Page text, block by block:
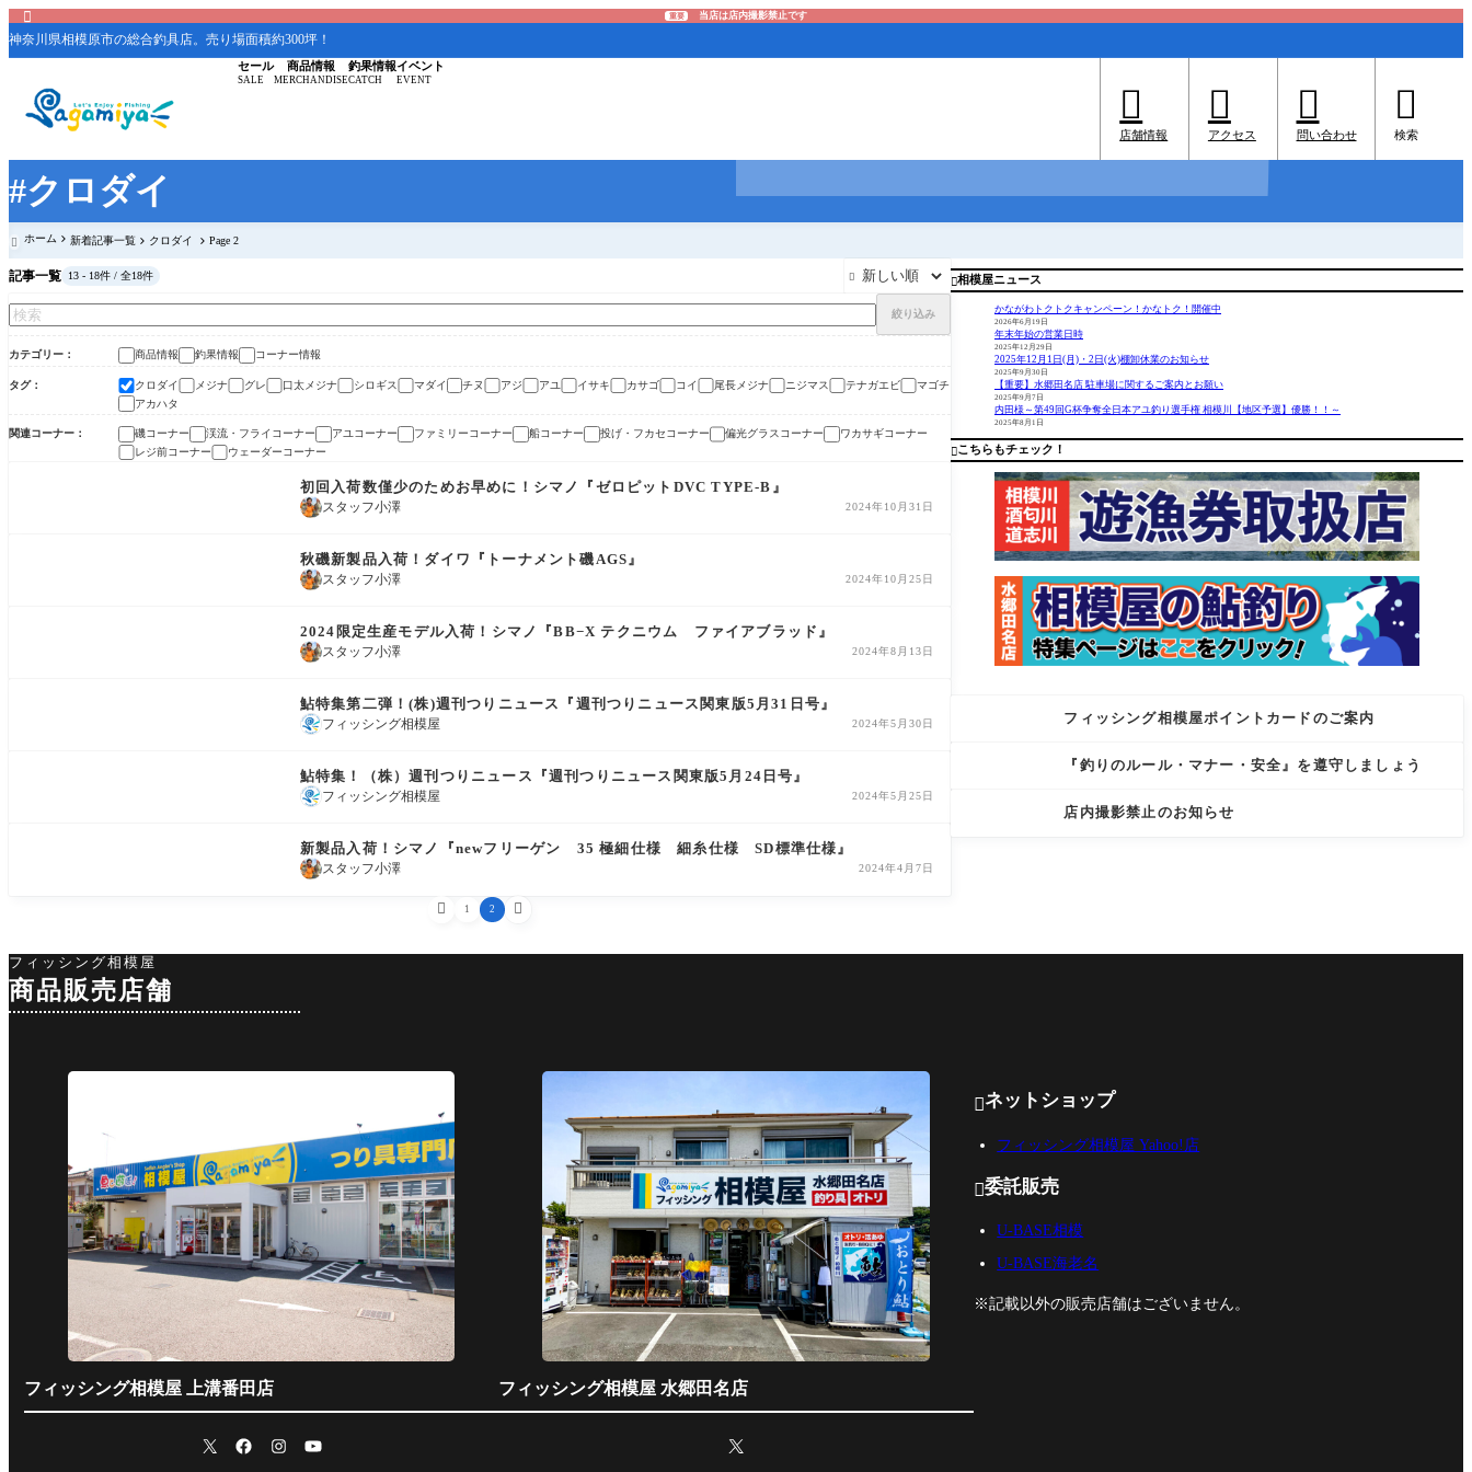
#クロダイ
 重要 当店は店内撮影禁止です
神奈川県相模原市の総合釣具店。売り場面積約300坪！
セール
SALE
商品情報
MERCHANDISE
釣果情報
CATCH
イベント
EVENT

店舗情報

アクセス

問い合わせ

検索
 ホーム 新着記事一覧 クロダイ Page 2
記事一覧 13 - 18件 / 全18件 
絞り込み
カテゴリー 商品情報 釣果情報 コーナー情報
タグ クロダイ メジナ グレ 口太メジナ シロギス マダイ チヌ アジ アユ イサキ カサゴ コイ 尾長メジナ ニジマス テナガエビ
マゴチ
アカハタ
関連コーナー 磯コーナー 渓流・フライコーナー アユコーナー ファミリーコーナー 船コーナー 投げ・フカセコーナー 偏光グラスコーナー
ワカサギコーナー
レジ前コーナー
ウェーダーコーナー
商品情報
初回入荷数僅少のためお早めに！シマノ『ゼロピットDVC TYPE-B』
スタッフ小澤 2024年10月31日
秋磯新製品入荷！ダイワ『トーナメント磯AGS』
スタッフ小澤 2024年10月25日
2024限定生産モデル入荷！シマノ『BB−X テクニウム ファイアブラッド』
スタッフ小澤 2024年8月13日
鮎特集第二弾！(株)週刊つりニュース『週刊つりニュース関東版5月31日号』
フィッシング相模屋 2024年5月30日
鮎特集！（株）週刊つりニュース『週刊つりニュース関東版5月24日号』
フィッシング相模屋 2024年5月25日
新製品入荷！シマノ『newフリーゲン 35 極細仕様 細糸仕様 SD標準仕様』
スタッフ小澤 2024年4月7日
 1 2 
相模屋ニュース
かながわトクトクキャンペーン！かなトク！開催中
2026年6月19日
年末年始の営業日時
2025年12月29日
2025年12月1日(月)・2日(火)棚卸休業のお知らせ
2025年9月30日
【重要】水郷田名店 駐車場に関するご案内とお願い
2025年9月7日
内田様～第49回G杯争奪全日本アユ釣り選手権 相模川【地区予選】優勝！！～
2025年8月1日
こちらもチェック！
フィッシング相模屋ポイントカードのご案内
『釣りのルール・マナー・安全』を遵守しましょう
店内撮影禁止のお知らせ
フィッシング相模屋
商品販売店舗
フィッシング相模屋 上溝番田店 フィッシング相模屋 水郷田名店
ネットショップ
フィッシング相模屋 Yahoo!店
委託販売
U-BASE相模
U-BASE海老名
※記載以外の販売店舗はございません。